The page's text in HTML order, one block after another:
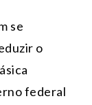
se
o
federal